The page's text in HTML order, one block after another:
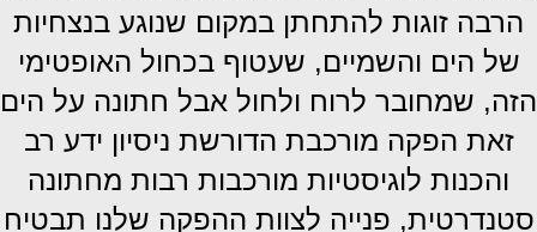
הרבה זוגות להתחתן במקום שנוגע בנצחיות
של הים והשמיים, שעטוף בכחול האופטימי
הזה, שמחובר לרוח ולחול אבל חתונה על הים
זאת הפקה מורכבת הדורשת ניסיון ידע רב
והכנות לוגיסטיות מורכבות רבות מחתונה
סטנדרטית, פנייה לצוות ההפקה שלנו תבטיח